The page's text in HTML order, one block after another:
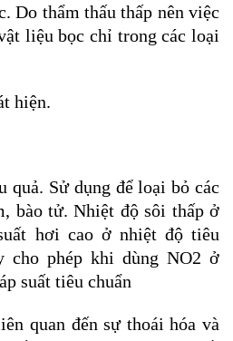
Do thẩm thấu thấp nên việc
liệu bọc chỉ trong các loại
hiện.
quả. Sử dụng để loại bỏ các
bào tử. Nhiệt độ sôi thấp ở
hơi cao ở nhiệt độ tiêu
cho phép khi dùng NO2 ở
suất tiêu chuẩn
quan đến sự thoái hóa và